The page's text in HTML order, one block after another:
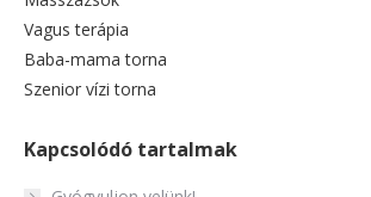
Vagus terápia
Baba-mama torna
Szenior vízi torna
Kapcsolódó tartalmak